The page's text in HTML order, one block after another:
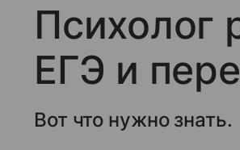
Психолог
ЕГЭ и
Вот что нужно знать.